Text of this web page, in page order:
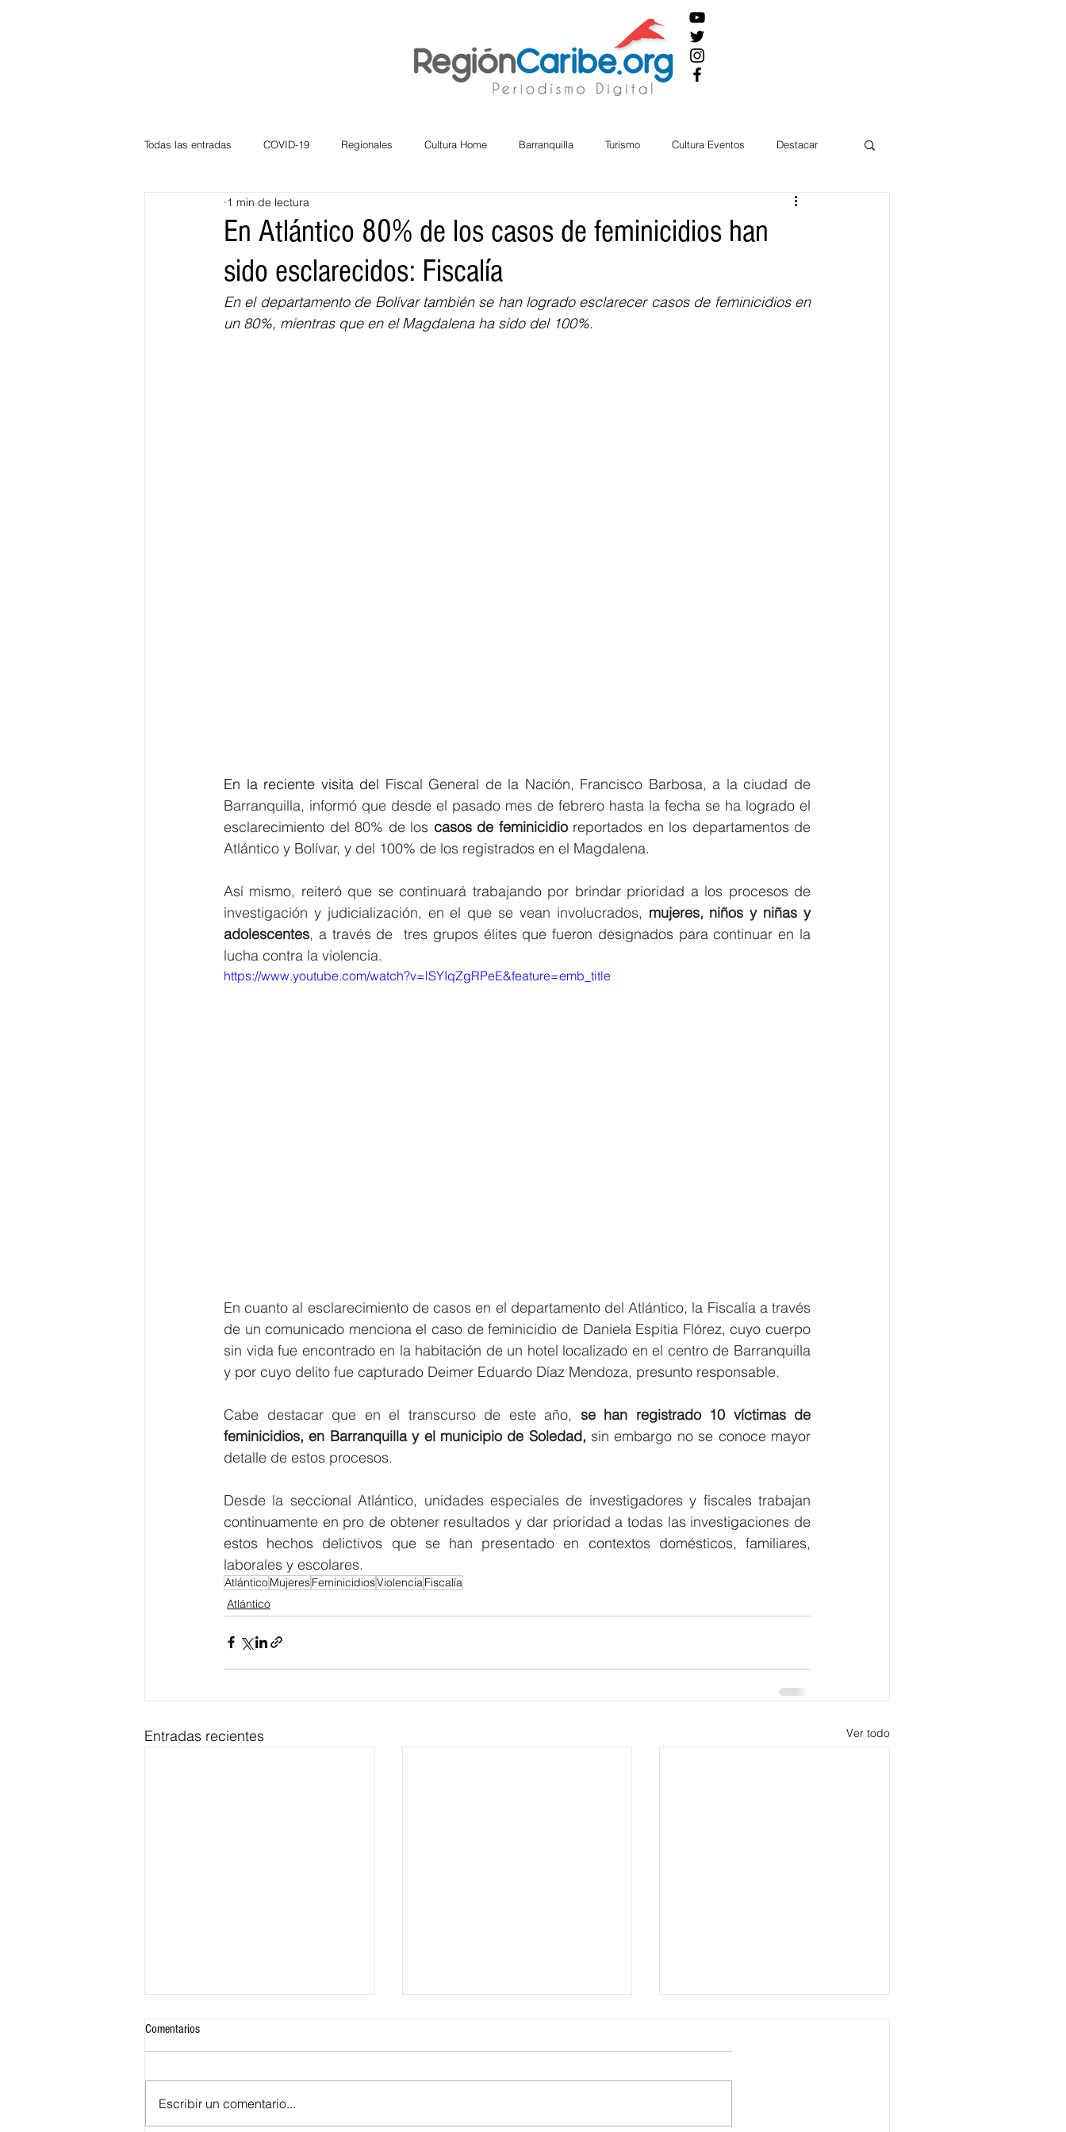
Todas las entradas COVID-19 Regionales Cultura Home Barranquilla Turismo Cultura Eventos Destacar
Atlántico
Bloggeros Hermanos Mayores Economía
Educación BID BIENESTAR
En Atlántico 80% de los casos de feminicidios han
sido esclarecidos: Fiscalía
1 min de lectura
En el departamento de Bolívar también se han logrado esclarecer casos de feminicidios en
un 80%, mientras que en el Magdalena ha sido del 100%.
En la reciente visita del Fiscal General de la Nación, Francisco Barbosa, a la ciudad de
Barranquilla, informó que desde el pasado mes de febrero hasta la fecha se ha logrado el
esclarecimiento del 80% de los casos de feminicidio reportados en los departamentos de
Atlántico y Bolívar, y del 100% de los registrados en el Magdalena.
Así mismo, reiteró que se continuará trabajando por brindar prioridad a los procesos de
investigación y judicialización, en el que se vean involucrados, mujeres, niños y niñas y
adolescentes, a través de  tres grupos élites que fueron designados para continuar en la
lucha contra la violencia.
https://www.youtube.com/watch?v=lSYIqZgRPeE&feature=emb_title
En cuanto al esclarecimiento de casos en el departamento del Atlántico, la Fiscalía a través
de un comunicado menciona el caso de feminicidio de Daniela Espitia Flórez, cuyo cuerpo
sin vida fue encontrado en la habitación de un hotel localizado en el centro de Barranquilla
y por cuyo delito fue capturado Deimer Eduardo Díaz Mendoza, presunto responsable.
Cabe destacar que en el transcurso de este año, se han registrado 10 víctimas de
feminicidios, en Barranquilla y el municipio de Soledad, sin embargo no se conoce mayor
detalle de estos procesos.
Desde la seccional Atlántico, unidades especiales de investigadores y fiscales trabajan
continuamente en pro de obtener resultados y dar prioridad a todas las investigaciones de
estos hechos delictivos que se han presentado en contextos domésticos, familiares,
laborales y escolares.
AtlánticoMujeresFeminicidiosViolenciaFiscalía
Atlántico
Entradas recientes Ver todo
Comentarios
Escribir un comentario...